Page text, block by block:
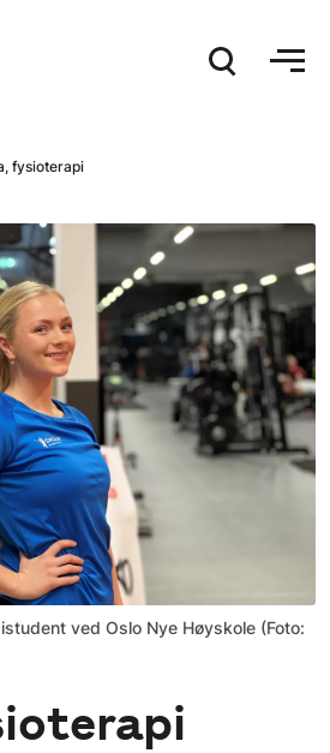
fysioterapi
ved Oslo Nye Høyskole (Foto: